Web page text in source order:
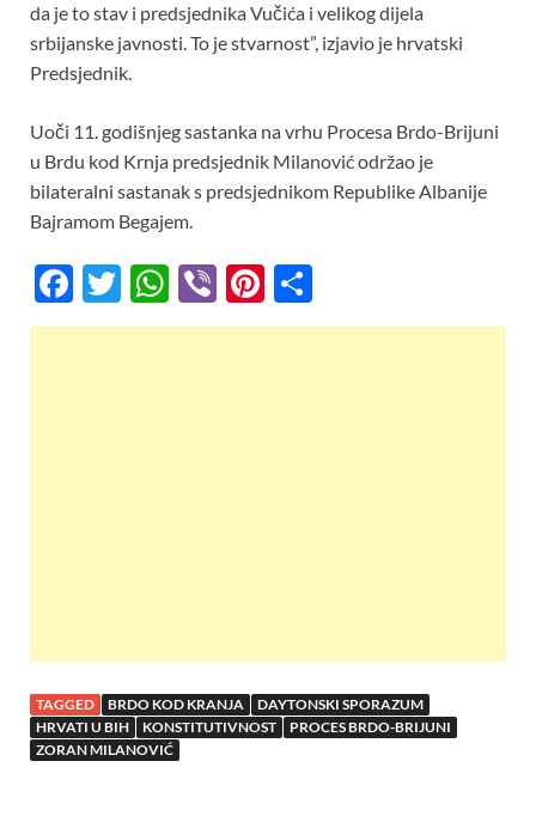
da je to stav i predsjednika Vučića i velikog dijela
srbijanske javnosti. To je stvarnost”, izjavio je hrvatski
Predsjednik.
Uoči 11. godišnjeg sastanka na vrhu Procesa Brdo-Brijuni
u Brdu kod Krnja predsjednik Milanović održao je
bilateralni sastanak s predsjednikom Republike Albanije
Bajramom Begajem.
F
ac
T
w
W
h
Vi
b
Pi
nt h
TAGGED BRDO KOD KRANJA
DAYTONSKI SPORAZUM
HRVATI U BIH
KONSTITUTIVNOST
PROCES BRDO-BRIJUNI
ZORAN MILANOVIĆ